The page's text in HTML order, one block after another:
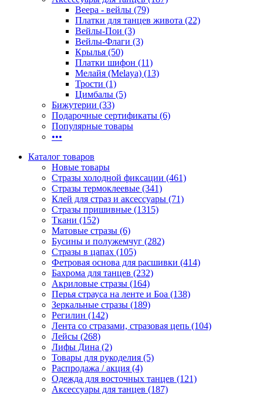
Веера - вейлы (79)
Платки для танцев живота (22)
Вейлы-Пои (3)
Вейлы-Флаги (3)
Крылья (50)
Платки шифон (11)
Мелайя (Melaya) (13)
Трости (1)
Цимбалы (5)
Бижутерии (33)
Подарочные сертификаты (6)
Популярные товары
•••
Каталог товаров
Новые товары
Стразы холодной фиксации (461)
Стразы термоклеевые (341)
Клей для страз и аксессуары (71)
Стразы пришивные (1315)
Ткани (152)
Матовые стразы (6)
Бусины и полужемчуг (282)
Стразы в цапах (105)
Фетровая основа для расшивки (414)
Бахрома для танцев (232)
Акриловые стразы (164)
Перья страуса на ленте и Боа (138)
Зеркальные стразы (189)
Регилин (142)
Лента со стразами, стразовая цепь (104)
Лейсы (268)
Лифы Дина (2)
Товары для рукоделия (5)
Распродажа / акция (4)
Одежда для восточных танцев (121)
Аксессуары для танцев (187)